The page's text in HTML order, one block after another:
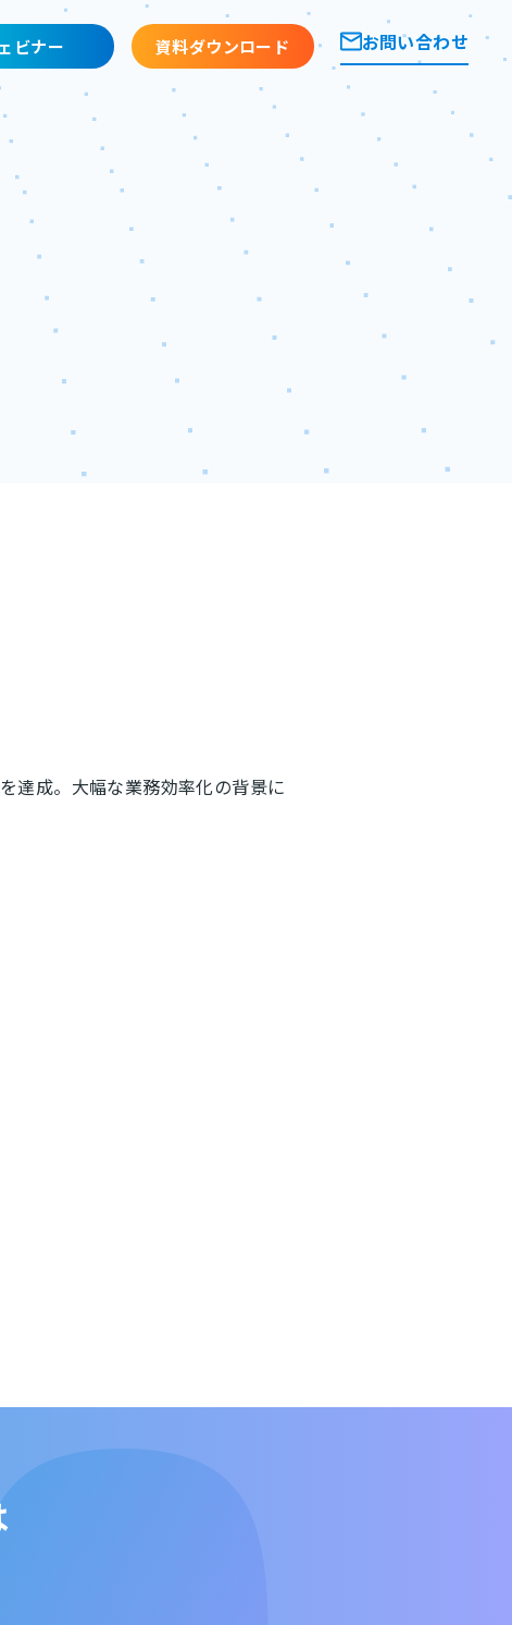
ビナー 資料ダウンロード お問い合わせ
を達成。大幅な業務効率化の背景に